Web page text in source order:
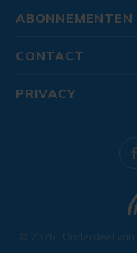
ABONNEMENTEN
CONTACT
© 2026 . Onderdeel van
PRIVACY